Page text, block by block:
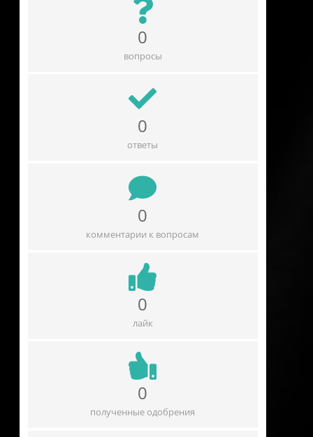
0
вопросы
0
ответы
0
комментарии к вопросам
0
лайк
0
полученные одобрения